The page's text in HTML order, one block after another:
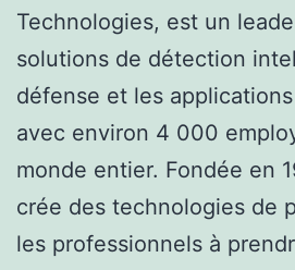
Technologies, est un
solutions de détection
défense et les
avec environ 4 000
monde entier. Fondée en
crée des technologies de
les professionnels à